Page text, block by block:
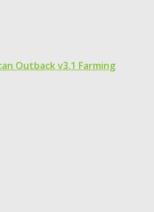
Outback v3.1 Farming